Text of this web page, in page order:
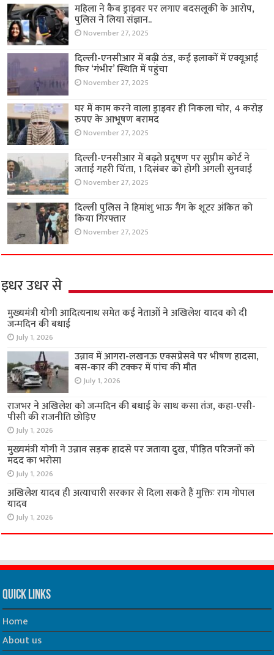
महिला ने कैब ड्राइवर पर लगाए बदसलूकी के आरोप,
पुलिस ने लिया संज्ञान..
November 27, 2025
दिल्ली-एनसीआर में बढ़ी ठंड, कई इलाकों में एक्यूआई
फिर ‘गंभीर’ स्थिति में पहुंचा
November 27, 2025
घर में काम करने वाला ड्राइवर ही निकला चोर, 4 करोड़
रुपए के आभूषण बरामद
November 27, 2025
दिल्ली-एनसीआर में बढ़ते प्रदूषण पर सुप्रीम कोर्ट ने
जताई गहरी चिंता, 1 दिसंबर को होगी अगली सुनवाई
November 27, 2025
दिल्ली पुलिस ने हिमांशु भाऊ गैंग के शूटर अंकित को
किया गिरफ्तार
November 27, 2025
इधर उधर से
मुख्यमंत्री योगी आदित्यनाथ समेत कई नेताओं ने अखिलेश यादव को दी
जन्मदिन की बधाई
July 1, 2026
उन्नाव में आगरा-लखनऊ एक्सप्रेसवे पर भीषण हादसा,
बस-कार की टक्कर में पांच की मौत
July 1, 2026
राजभर ने अखिलेश को जन्मदिन की बधाई के साथ कसा तंज, कहा-एसी-
पीसी की राजनीति छोड़िए
July 1, 2026
मुख्यमंत्री योगी ने उन्नाव सड़क हादसे पर जताया दुख, पीड़ित परिजनों को
मदद का भरोसा
July 1, 2026
अखिलेश यादव ही अत्याचारी सरकार से दिला सकते हैं मुक्तिः राम गोपाल
यादव
July 1, 2026
Quick Links
Home
About us